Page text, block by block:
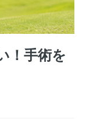
！手術を